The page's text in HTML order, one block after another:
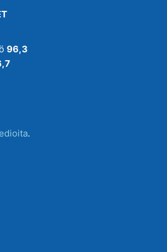
96,3
.